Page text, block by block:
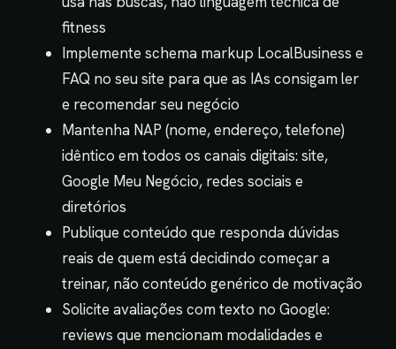
fitness
Implemente schema markup LocalBusiness e
FAQ no seu site para que as IAs consigam ler
e recomendar seu negócio
Mantenha NAP (nome, endereço, telefone)
idêntico em todos os canais digitais: site,
Google Meu Negócio, redes sociais e
diretórios
Publique conteúdo que responda dúvidas
reais de quem está decidindo começar a
treinar, não conteúdo genérico de motivação
Solicite avaliações com texto no Google:
reviews que mencionam modalidades e